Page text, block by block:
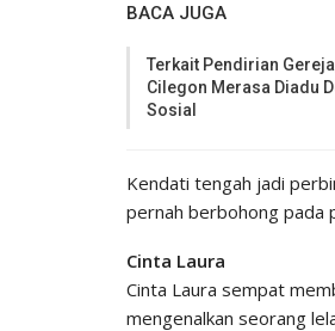
BACA JUGA
Terkait Pendirian
Cilegon Merasa Diadu
Sosial
Kendati tengah jadi
pernah berbohong pada
Cinta Laura
Cinta Laura sempat
mengenalkan seorang